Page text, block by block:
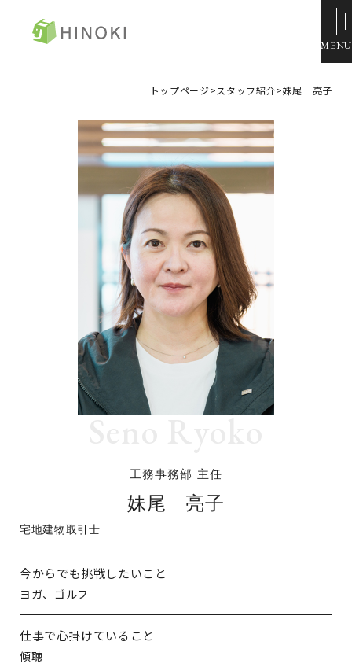
資料請求
イベント情報
施工例
ひのきの家づくり
コンフォート 間取一覧
コンフォート 設備・仕様一
よくある質問
展示場・モデルハウス
本社＆笹沖展示場
ハウジングモール倉敷
岡山支店
安江展示場
HINOラボ
来店・相談予約
イベント情報
建売・中古 物件情報
土地情報
土地無料査定
資料請求
会社概要
採用情報
最新情報を配信しています
トップページ>スタッフ紹介>妹尾 亮子
工務事務部 主任
妹尾 亮子
宅地建物取引士
今からでも挑戦したいこと
ヨガ、ゴルフ
仕事で心掛けていること
傾聴